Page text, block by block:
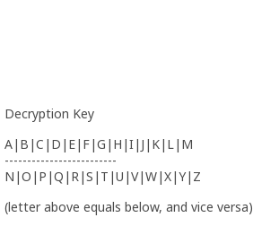
Decryption Key
A|B|C|D|E|F|G|H|I|J|K|L|M
-------------------------
N|O|P|Q|R|S|T|U|V|W|X|Y|Z
(letter above equals below, and vice versa)